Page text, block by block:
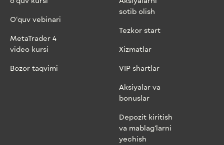
O‘quv vebinari
MetaTrader 4
video kursi
Bozor taqvimi
sotib olish
Tezkor start
Xizmatlar
VIP shartlar
Aksiyalar va
bonuslar
Depozit kiritish
va mablag‘larni
yechish